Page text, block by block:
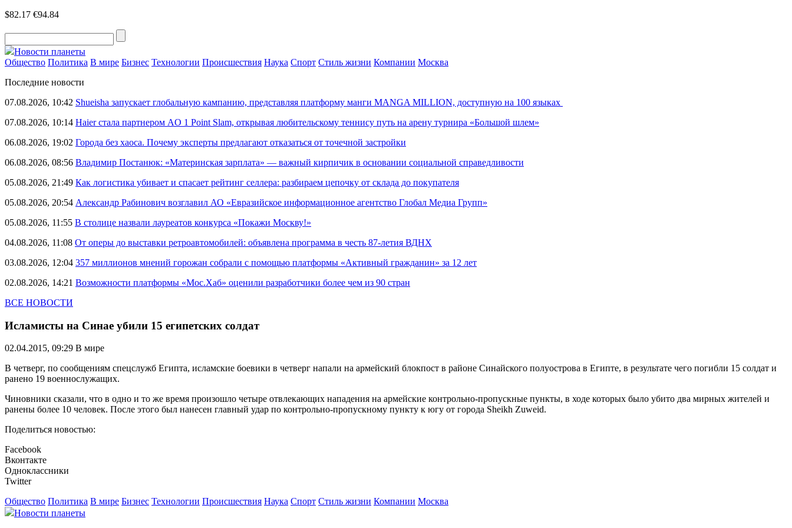
$82.17 €94.84
Новости планеты
Общество Политика В мире Бизнес Технологии Происшествия Наука Спорт Стиль жизни Компании Москва
Последние новости
07.08.2026, 10:42 Shueisha запускает глобальную кампанию, представляя платформу манги MANGA MILLION, доступную на 100 языках
07.08.2026, 10:14 Haier стала партнером AO 1 Point Slam, открывая любительскому теннису путь на арену турнира «Большой шлем»
06.08.2026, 19:02 Города без хаоса. Почему эксперты предлагают отказаться от точечной застройки
06.08.2026, 08:56 Владимир Постанюк: «Материнская зарплата» — важный кирпичик в основании социальной справедливости
05.08.2026, 21:49 Как логистика убивает и спасает рейтинг селлера: разбираем цепочку от склада до покупателя
05.08.2026, 20:54 Александр Рабинович возглавил АО «Евразийское информационное агентство Глобал Медиа Групп»
05.08.2026, 11:55 В столице назвали лауреатов конкурса «Покажи Москву!»
04.08.2026, 11:08 От оперы до выставки ретроавтомобилей: объявлена программа в честь 87-летия ВДНХ
03.08.2026, 12:04 357 миллионов мнений горожан собрали с помощью платформы «Активный гражданин» за 12 лет
02.08.2026, 14:21 Возможности платформы «Мос.Хаб» оценили разработчики более чем из 90 стран
ВСЕ НОВОСТИ
Исламисты на Синае убили 15 египетских солдат
02.04.2015, 09:29 В мире
В четверг, по сообщениям спецслужб Египта, исламские боевики в четверг напали на армейский блокпост в районе Синайского полуострова в Египте, в результате чего погибли 15 солдат и
ранено 19 военнослужащих.
Чиновники сказали, что в одно и то же время произошло четыре отвлекающих нападения на армейские контрольно-пропускные пункты, в ходе которых было убито два мирных жителей и
ранены более 10 человек. После этого был нанесен главный удар по контрольно-пропускному пункту к югу от города Sheikh Zuweid.
Поделиться новостью:
Facebook
Вконтакте
Одноклассники
Twitter
Общество Политика В мире Бизнес Технологии Происшествия Наука Спорт Стиль жизни Компании Москва
Новости планеты